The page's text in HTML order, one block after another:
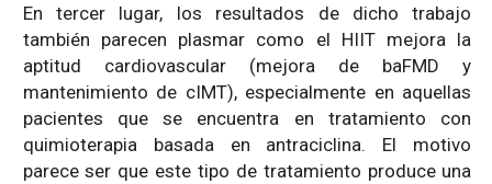
En tercer lugar, los resultados de dicho trabajo
también parecen plasmar como el HIIT mejora la
aptitud cardiovascular (mejora de baFMD y
mantenimiento de cIMT), especialmente en aquellas
pacientes que se encuentra en tratamiento con
quimioterapia basada en antraciclina. El motivo
parece ser que este tipo de tratamiento produce una